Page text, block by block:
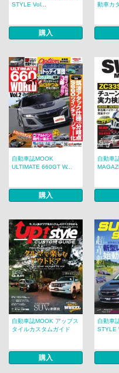
STYLE Vol...
購入
動車カ
自動車誌MOOK
ULTIMATE 660GT W...
購入
自動車
自動車誌MOOK アップス
タイルカスタムガイド
購入
自動車
STYLE